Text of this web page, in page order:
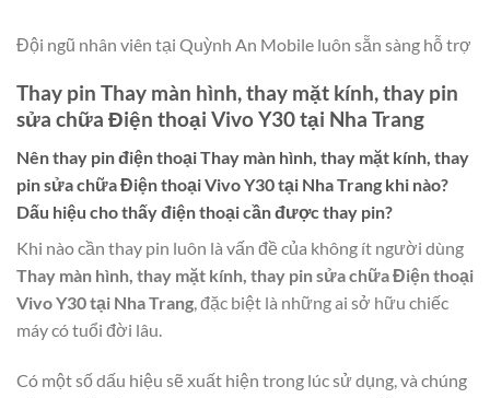
Đội ngũ nhân viên tại Quỳnh An Mobile luôn sẵn sàng hỗ trợ
Thay pin Thay màn hình, thay mặt kính, thay pin
sửa chữa Điện thoại Vivo Y30 tại Nha Trang
Nên thay pin điện thoạiThay màn hình, thay mặt kính, thay
pin sửa chữa Điện thoại Vivo Y30 tại Nha Trang khi nào?
Dấu hiệu cho thấy điện thoại cần được thay pin?
Khi nào cần thay pin luôn là vấn đề của không ít người dùng
Thay màn hình, thay mặt kính, thay pin sửa chữa Điện thoại
Vivo Y30 tại Nha Trang, đặc biệt là những ai sở hữu chiếc
máy có tuổi đời lâu.
Có một số dấu hiệu sẽ xuất hiện trong lúc sử dụng, và chúng